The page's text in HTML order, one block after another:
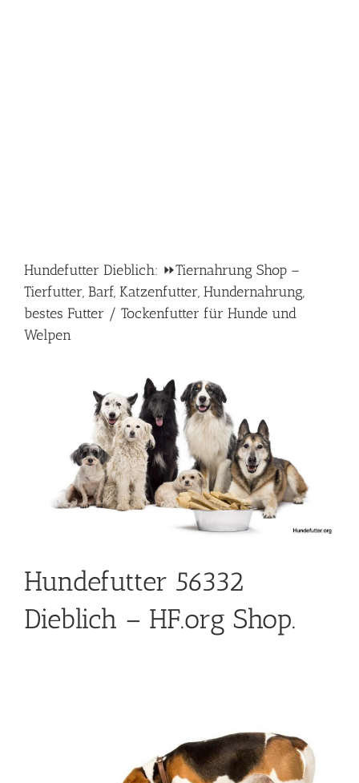
Hundefutter Dieblich: ⏩Tiernahrung Shop –
Tierfutter, Barf, Katzenfutter, Hundernahrung,
bestes Futter / Tockenfutter für Hunde und
Welpen
Hundefutter 56332
Dieblich – HF.org Shop.